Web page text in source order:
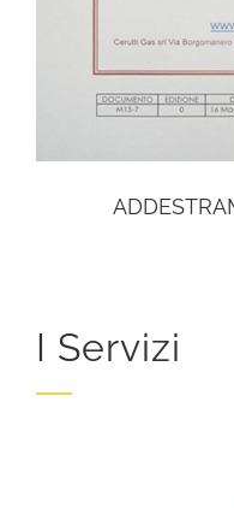
I Servizi